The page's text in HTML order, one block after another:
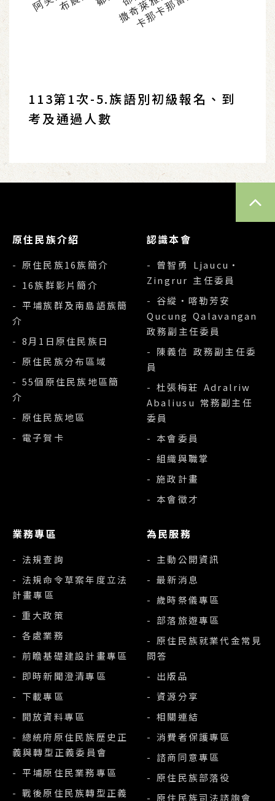
113第1次-5.族語別初級報名、到
考及通過人數
原住民族介紹
- 原住民族16族簡介
- 16族群影片簡介
- 平埔族群及南島語族簡
介
- 8月1日原住民族日
- 原住民族分布區域
- 55個原住民族地區簡
介
- 原住民族地區
- 電子賀卡
認識本會
- 曾智勇 Ljaucu‧
Zingrur 主任委員
- 谷縱‧喀勒芳安
Qucung Qalavangan
政務副主任委員
- 陳義信 政務副主任委
員
- 杜張梅莊 Adralriw
Abaliusu 常務副主任
委員
- 本會委員
- 組織與職掌
- 施政計畫
- 本會徵才
業務專區
- 法規查詢
- 法規命令草案年度立法
計畫專區
- 重大政策
- 各處業務
- 前瞻基礎建設計畫專區
- 即時新聞澄清專區
- 下載專區
- 開放資料專區
- 總統府原住民族歷史正
義與轉型正義委員會
- 平埔原住民業務專區
- 戰後原住民族轉型正義
為民服務
- 主動公開資訊
- 最新消息
- 歲時祭儀專區
- 部落旅遊專區
- 原住民族就業代金常見
問答
- 出版品
- 資源分享
- 相關連結
- 消費者保護專區
- 諮商同意專區
- 原住民族部落役
- 原住民族司法諮詢會